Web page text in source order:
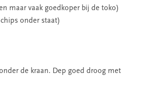
maar vaak goedkoper bij de toko)
onder staat)
de kraan. Dep goed droog met